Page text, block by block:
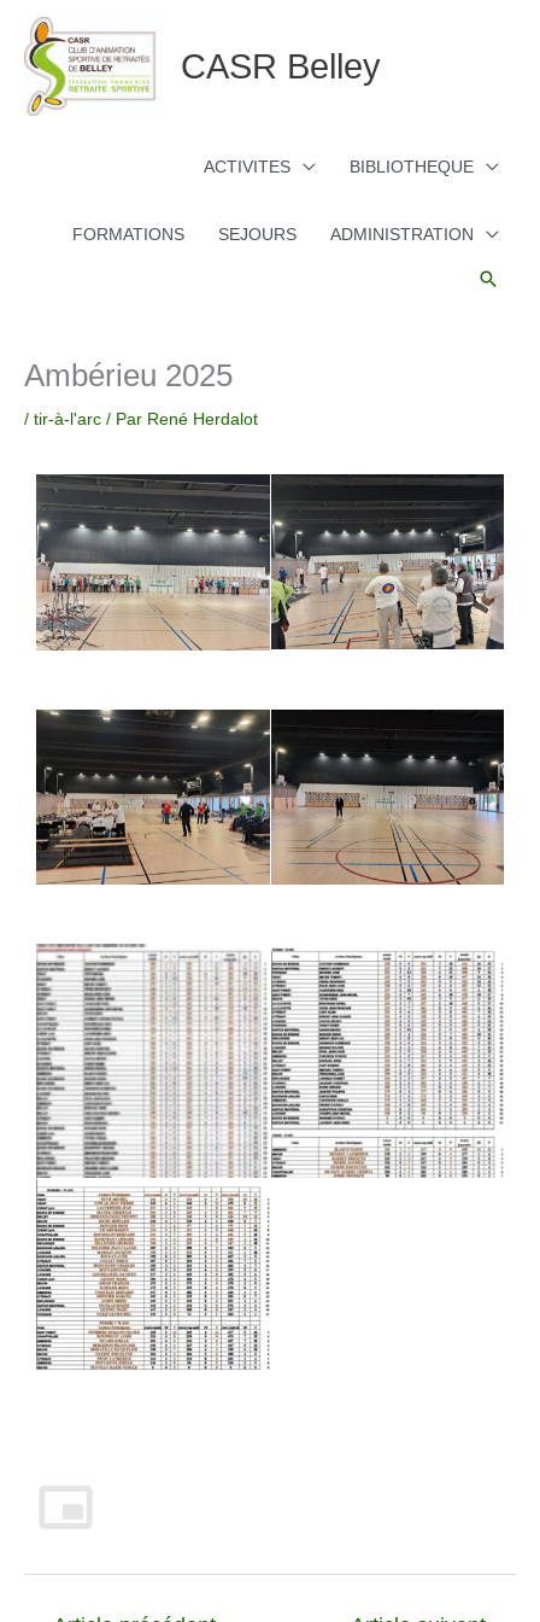
contenu
CASR Belley
ACTIVITES BIBLIOTHEQUE
FORMATIONS SEJOURS ADMINISTRATION
Ambérieu 2025
/ tir-à-l'arc / Par René Herdalot